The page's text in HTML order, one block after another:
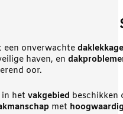
een onverwachte daklekkage
haven, en
oor.
in het vakgebied beschikken
met